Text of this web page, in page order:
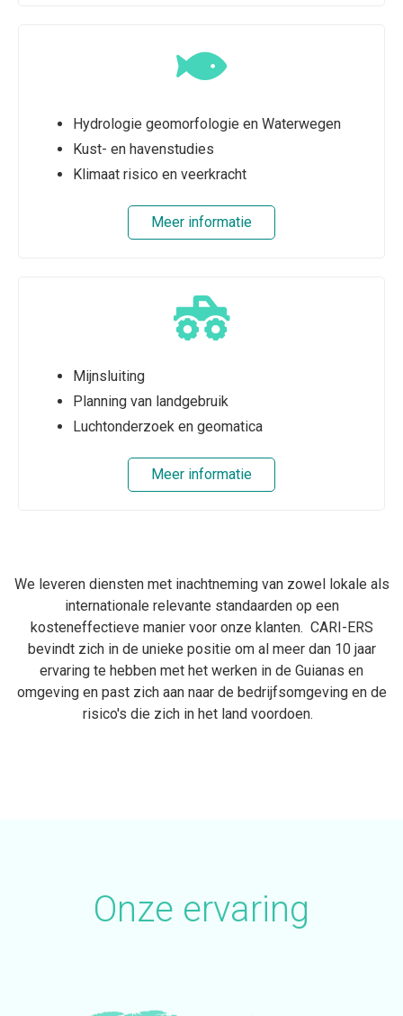
Hydrologie geomorfologie en Waterwegen
Kust- en havenstudies
Klimaat risico en veerkracht
Meer informatie
Mijnsluiting
Planning van landgebruik
Luchtonderzoek en geomatica
Meer informatie
We leveren diensten met inachtneming van zowel lokale als
internationale relevante standaarden op een
kosteneffectieve manier voor onze klanten. CARI-ERS
bevindt zich in de unieke positie om al meer dan 10 jaar
ervaring te hebben met het werken in de Guianas en
omgeving en past zich aan naar de bedrijfsomgeving en de
risico's die zich in het land voordoen.
Onze ervaring